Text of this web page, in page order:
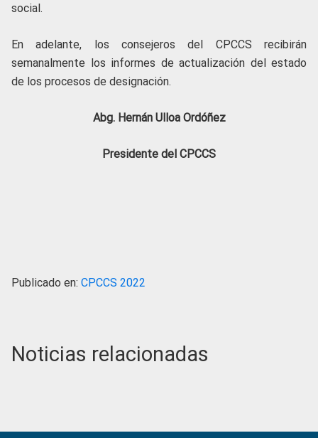
social.
En adelante, los consejeros del CPCCS recibirán
semanalmente los informes de actualización del estado
de los procesos de designación.
Abg. Hernán Ulloa Ordóñez
Presidente del CPCCS
Publicado en: CPCCS 2022
Noticias relacionadas